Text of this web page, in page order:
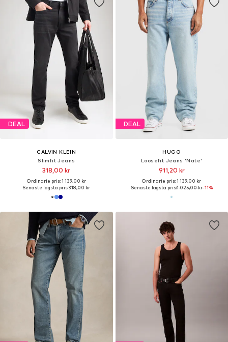
DEAL
CALVIN KLEIN
Slimfit Jeans
318,00 kr
Ordinarie pris: 1 139,00 kr
Senaste lägsta pris:318,00 kr
DEAL
HUGO
Loosefit Jeans 'Nate'
911,20 kr
Ordinarie pris: 1 139,00 kr
Senaste lägsta pris:1 025,00 kr-11%